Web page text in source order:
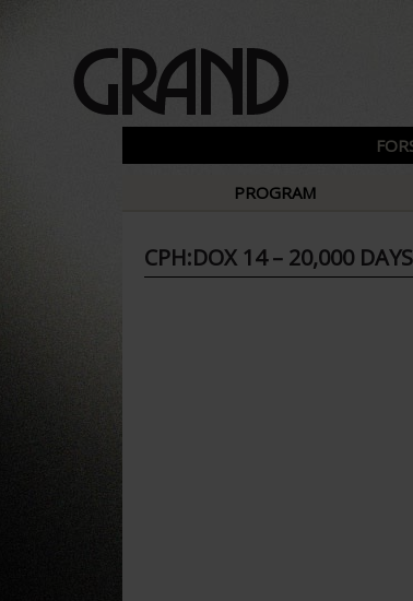
PROGRAM
CPH:DOX 14 – 20,000